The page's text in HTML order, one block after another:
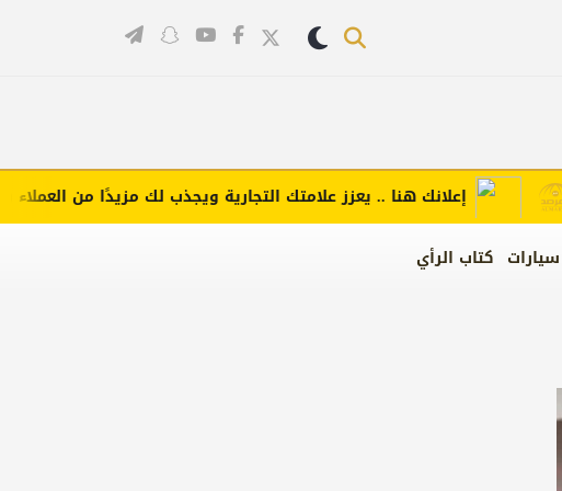
سيارات كتاب الرأي
إعلانك هنا .. يعزز علامتك التجارية ويجذب لك مزيدًا من العملاء